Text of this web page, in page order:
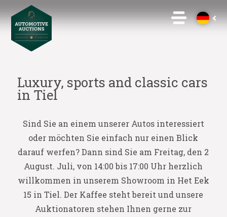
Luxury, sports and classic cars
in Tiel
Sind Sie an einem unserer Autos interessiert
oder möchten Sie einfach nur einen Blick
darauf werfen? Dann sind Sie am Freitag, den 2
August. Juli, von 14:00 bis 17:00 Uhr herzlich
willkommen in unserem Showroom in Het Eek
15 in Tiel. Der Kaffee steht bereit und unsere
Auktionatoren stehen Ihnen gerne zur